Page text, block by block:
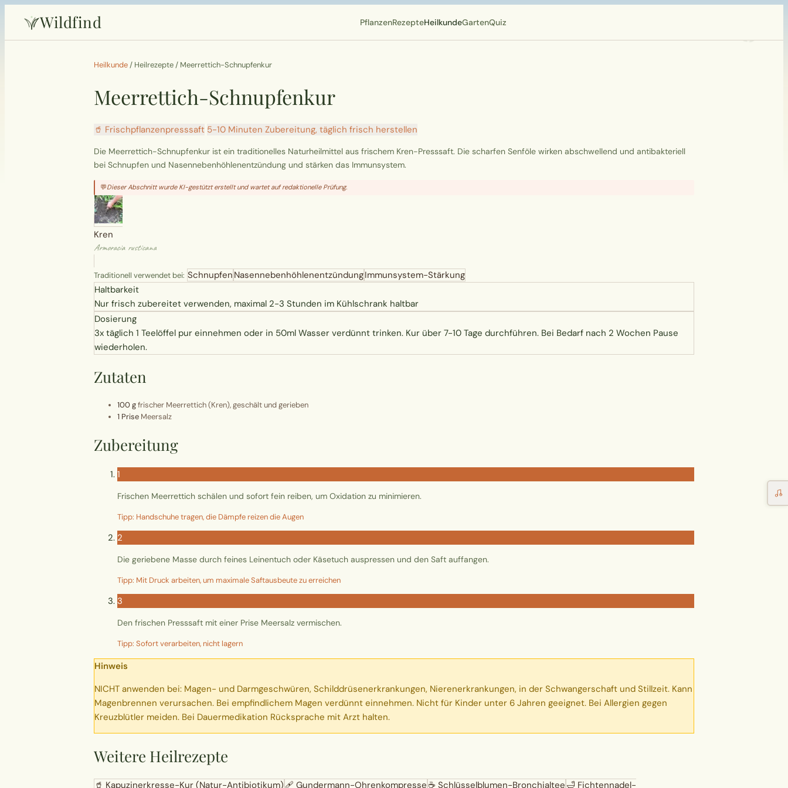
Wildfind PflanzenRezepteHeilkundeGartenQuiz
Heilkunde / Heilrezepte / Meerrettich-Schnupfenkur
Meerrettich-Schnupfenkur
🥤 Frischpflanzenpresssaft 5-10 Minuten Zubereitung, täglich frisch herstellen
Die Meerrettich-Schnupfenkur ist ein traditionelles Naturheilmittel aus frischem Kren-Presssaft. Die scharfen Senföle wirken abschwellend und antibakteriell
bei Schnupfen und Nasennebenhöhlenentzündung und stärken das Immunsystem.
💬Dieser Abschnitt wurde KI-gestützt erstellt und wartet auf redaktionelle Prüfung.
Kren
Armoracia rusticana
Traditionell verwendet bei: Schnupfen NasennebenhöhlenentzündungImmunsystem-Stärkung
Haltbarkeit
Nur frisch zubereitet verwenden, maximal 2-3 Stunden im Kühlschrank haltbar
Dosierung
3x täglich 1 Teelöffel pur einnehmen oder in 50ml Wasser verdünnt trinken. Kur über 7-10 Tage durchführen. Bei Bedarf nach 2 Wochen Pause
wiederholen.
Zutaten
100 gfrischer Meerrettich (Kren), geschält und gerieben
1 Prise Meersalz
Zubereitung
1
Frischen Meerrettich schälen und sofort fein reiben, um Oxidation zu minimieren.
Tipp: Handschuhe tragen, die Dämpfe reizen die Augen
2
Die geriebene Masse durch feines Leinentuch oder Käsetuch auspressen und den Saft auffangen.
Tipp: Mit Druck arbeiten, um maximale Saftausbeute zu erreichen
3
Den frischen Presssaft mit einer Prise Meersalz vermischen.
Tipp: Sofort verarbeiten, nicht lagern
Hinweis
NICHT anwenden bei: Magen- und Darmgeschwüren, Schilddrüsenerkrankungen, Nierenerkrankungen, in der Schwangerschaft und Stillzeit. Kann
Magenbrennen verursachen. Bei empfindlichem Magen verdünnt einnehmen. Nicht für Kinder unter 6 Jahren geeignet. Bei Allergien gegen
Kreuzblütler meiden. Bei Dauermedikation Rücksprache mit Arzt halten.
Weitere Heilrezepte
🥤 Kapuzinerkresse-Kur (Natur-Antibiotikum) 🩹 Gundermann-Ohrenkompresse ☕ Schlüsselblumen-Bronchialtee 🛁 Fichtennadel-